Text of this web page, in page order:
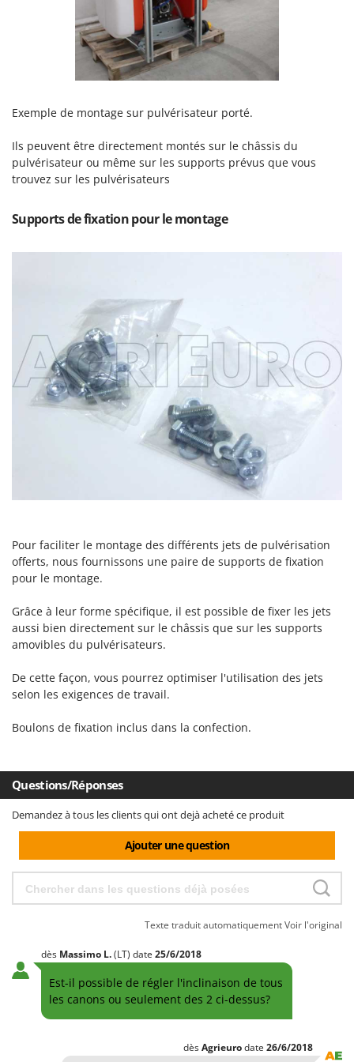
Groupes électrogènes
Gyrobroyeurs à lame pour tracteur
Haches - Cognées et Hachettes
Herses Rotatives
L
Lames niveleuses pour tracteur
Machines à pâtes
Machines pour la transformation des fruits
Machines sous vide
Motobineuses
Motoculteurs
Motopompes pour irrigation
Moulins à céréales électriques
N
Nettoyeurs et Balais à vapeur
Nettoyeurs tapis, moquettes et tapisseries
Pelles rétros pour tracteur
Pétrins à Spirale
Planteuses de pommes de terre pour tracteur
Plateaux de coupe pour tracteur
Plumeuses
Pompes d'irrigation à tracteur
Pompes de transfert
Pompes immergées électriques
Poussoirs à saucisse
Presses à pellets
Pressoirs à fruits
EcoFlow
Edilmark
Effeuno
Einhell
Energy Gruppi
Enotecnica Pillan
EuroMech
Eurosystems
Fama Industrie
Famag
Famur
FARMER
FBC
Fimar
FINI
Fiorentini
Fiskars
Flymo
Fontana Forni
Forest Master
Francini
G3 Ferrari
Gardena
Garofalo
GeoTech Pro
Gierre
Ginko - MGM
Girmi
GRAEF
Gre
Greenworks
Exemple de montage sur pulvérisateur porté.
Ils peuvent être directement montés sur le châssis du
pulvérisateur ou même sur les supports prévus que vous
trouvez sur les pulvérisateurs
Supports de fixation pour le montage
Pour faciliter le montage des différents jets de pulvérisation
offerts, nous fournissons une paire de supports de fixation
pour le montage.
Grâce à leur forme spécifique, il est possible de fixer les jets
aussi bien directement sur le châssis que sur les supports
amovibles du pulvérisateurs.
De cette façon, vous pourrez optimiser l'utilisation des jets
selon les exigences de travail.
Boulons de fixation inclus dans la confection.
Questions/Réponses
Demandez à tous les clients qui ont dejà acheté ce produit
Ajouter une question
Texte traduit automatiquementVoir l'original
dès Massimo L.(LT) date 25/6/2018
Est-il possible de régler l'inclinaison de tous
les canons ou seulement des 2 ci-dessus?
dèsAgrieurodate 26/6/2018